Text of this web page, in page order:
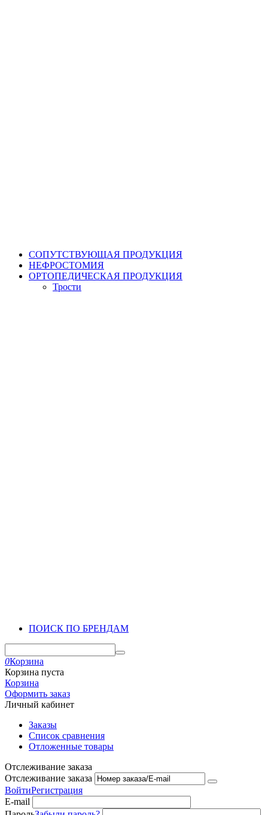
СОПУТСТВУЮЩАЯ ПРОДУКЦИЯ
НЕФРОСТОМИЯ
ОРТОПЕДИЧЕСКАЯ ПРОДУКЦИЯ
Трости
ПОИСК ПО БРЕНДАМ
0Корзина
Корзина пуста
Корзина
Оформить заказ
Личный кабинет
Заказы
Список сравнения
Отложенные товары
Отслеживание заказа
Отслеживание заказа
ВойтиРегистрация
E-mail